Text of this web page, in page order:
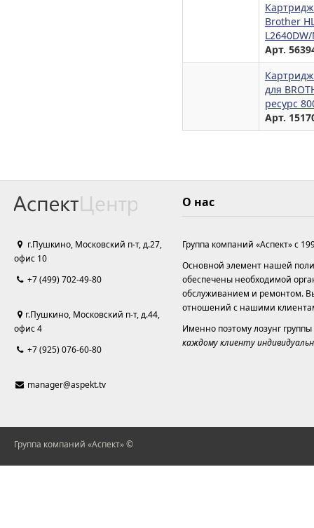
Brother
Арт.
для
ресурс
Арт.
г.Пушкино, Московский п-т, д.27,
офис 10
+7 (499) 702-49-80
г.Пушкино, Московский п-т, д.44,
офис 4
+7 (925) 076-60-80
manager@aspekt.tv
О нас
Группа компаний «Аспект» с
Основной элемент нашей
обеспечены необходимой
обслуживанием и ремонтом.
отношений с нашими
Именно поэтому лозунг
каждому клиенту
Группа компаний «Аспект» ©